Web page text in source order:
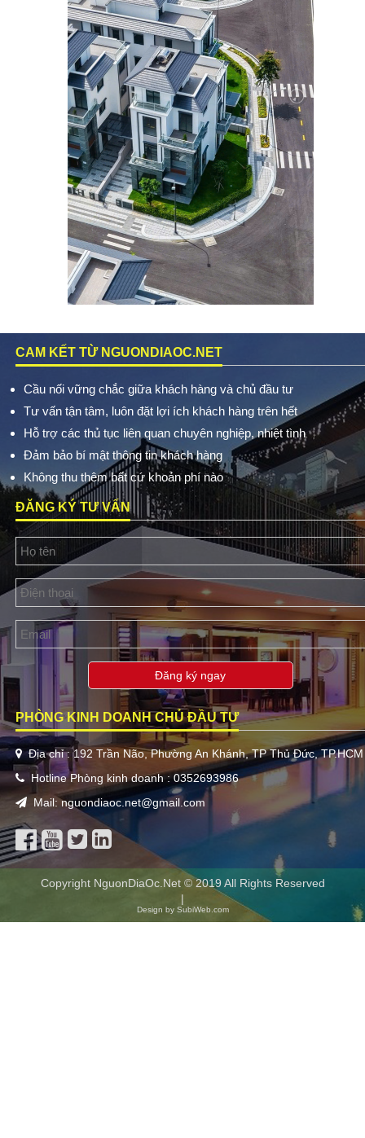
CAM KẾT TỪ NGUONDIAOC.NET
Cầu nối vững chắc giữa khách hàng và chủ đầu tư
Tư vấn tận tâm, luôn đặt lợi ích khách hàng trên hết
Hỗ trợ các thủ tục liên quan chuyên nghiệp, nhiệt tình
Đảm bảo bí mật thông tin khách hàng
Không thu thêm bất cứ khoản phí nào
ĐĂNG KÝ TƯ VẤN
Đăng ký ngay
PHÒNG KINH DOANH CHỦ ĐẦU TƯ
Địa chỉ : 192 Trần Não, Phường An Khánh, TP Thủ Đức, TP.HCM
Hotline Phòng kinh doanh : 0352693986
Mail: nguondiaoc.net@gmail.com
Copyright NguonDiaOc.Net © 2019 All Rights Reserved
|
Design by SubiWeb.com